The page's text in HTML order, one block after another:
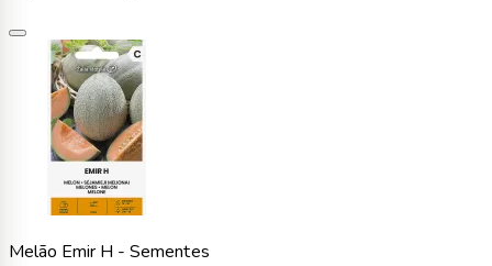
Melão Emir H - Sementes